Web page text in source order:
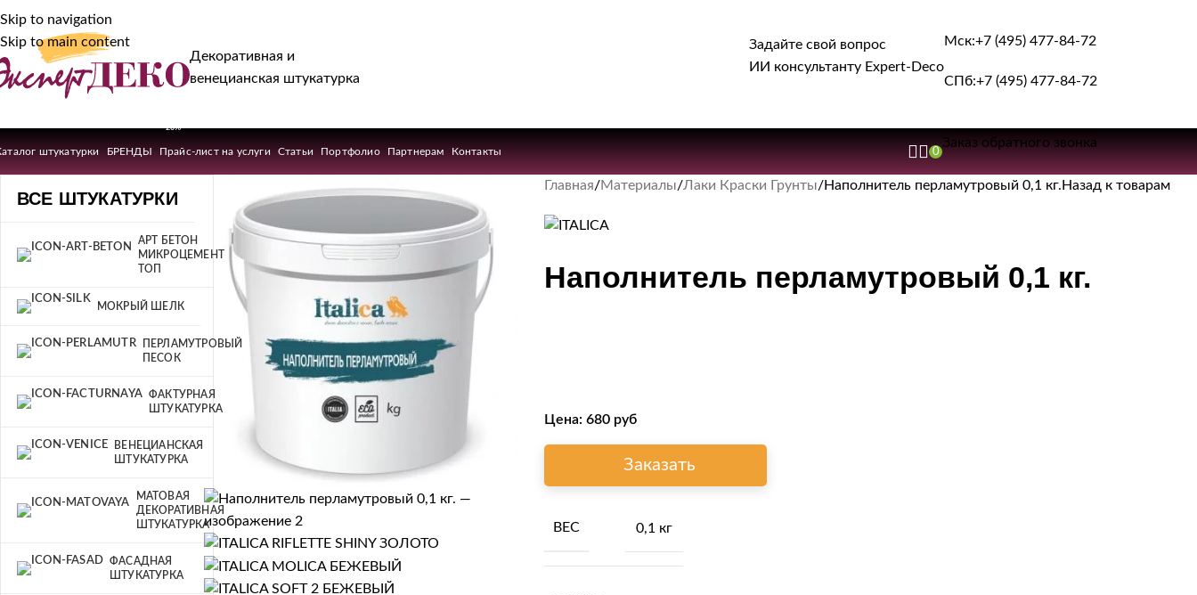
Skip to navigation
Skip to main content
Декоративная и
венецианская штукатурка
Задайте свой вопрос
ИИ консультанту Expert-Deco
Мск:+7 (495) 477-84-72
СПб:+7 (495) 477-84-72
штукатурки БРЕНДЫ Прайс-лист на услуги
-20%
Статьи Портфолио Партнерам Контакты 0
Заказ обратного звонка
ВСЕ ШТУКАТУРКИ
АРТ БЕТОН
МИКРОЦЕМЕНТ
ТОП
МОКРЫЙ ШЕЛК
ПЕРЛАМУТРОВЫЙ
ПЕСОК
ФАКТУРНАЯ
ШТУКАТУРКА
ВЕНЕЦИАНСКАЯ
ШТУКАТУРКА
МАТОВАЯ
ДЕКОРАТИВНАЯ
ШТУКАТУРКА
ФАСАДНАЯ
ШТУКАТУРКА
Главная Материалы Лаки Краски Грунты Наполнитель перламутровый 0,1 кг. Назад к товарам
Наполнитель перламутровый 0,1 кг.
Цена: 680 руб
Заказать
ВЕС 0,1 кг